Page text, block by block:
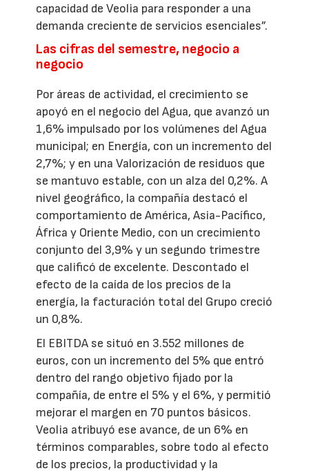
capacidad de Veolia para responder a una
demanda creciente de servicios esenciales”.
Las cifras del semestre, negocio a
negocio
Por áreas de actividad, el crecimiento se
apoyó en el negocio del Agua, que avanzó un
1,6% impulsado por los volúmenes del Agua
municipal; en Energía, con un incremento del
2,7%; y en una Valorización de residuos que
se mantuvo estable, con un alza del 0,2%. A
nivel geográfico, la compañía destacó el
comportamiento de América, Asia-Pacífico,
África y Oriente Medio, con un crecimiento
conjunto del 3,9% y un segundo trimestre
que calificó de excelente. Descontado el
efecto de la caída de los precios de la
energía, la facturación total del Grupo creció
un 0,8%.
El EBITDA se situó en 3.552 millones de
euros, con un incremento del 5% que entró
dentro del rango objetivo fijado por la
compañía, de entre el 5% y el 6%, y permitió
mejorar el margen en 70 puntos básicos.
Veolia atribuyó ese avance, de un 6% en
términos comparables, sobre todo al efecto
de los precios, la productividad y la